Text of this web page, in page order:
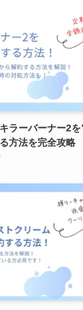
ラーバーナー2
方法を完全攻略